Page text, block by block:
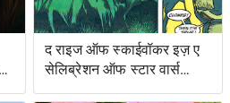
द राइज ऑफ स्काईवॉकर इज़ ए
सेलिब्रेशन ऑफ स्टार वार्स
ओल्ड एक्सटेंडेड यूनिवर्स- एंड